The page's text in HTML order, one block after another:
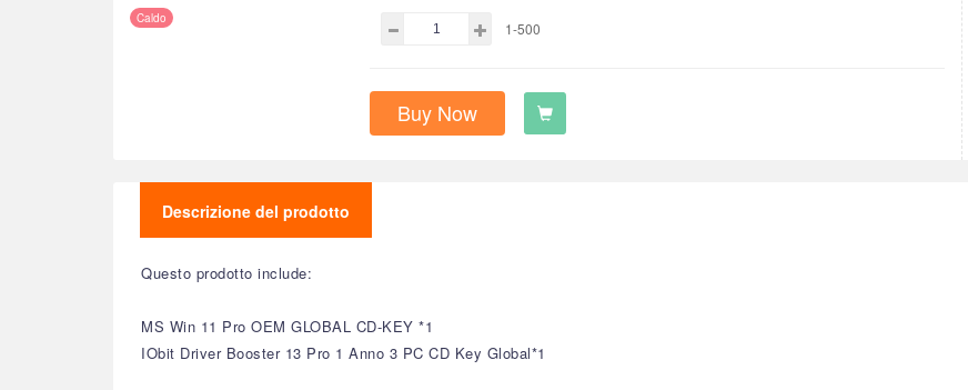
Caldo
1-500
Buy Now
Descrizione del prodotto
Questo prodotto include:
MS Win 11 Pro OEM GLOBAL CD-KEY *1
IObit Driver Booster 13 Pro 1 Anno 3 PC CD Key Global*1